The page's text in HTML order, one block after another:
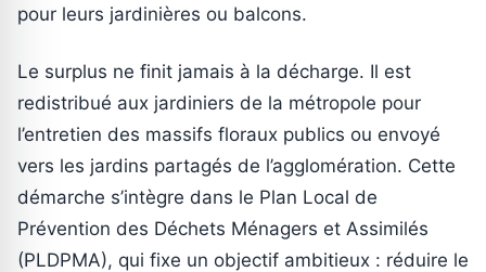
pour leurs jardinières ou balcons.
Le surplus ne finit jamais à la décharge. Il est
redistribué aux jardiniers de la métropole pour
l’entretien des massifs floraux publics ou envoyé
vers les jardins partagés de l’agglomération. Cette
démarche s’intègre dans le Plan Local de
Prévention des Déchets Ménagers et Assimilés
(PLDPMA), qui fixe un objectif ambitieux : réduire le